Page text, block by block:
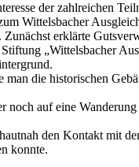
der zahlreichen
Wittelsbacher
Zunächst erklärte
„Wittelsbacher
man die historischen
noch auf eine
den Kontakt mit
konnte.